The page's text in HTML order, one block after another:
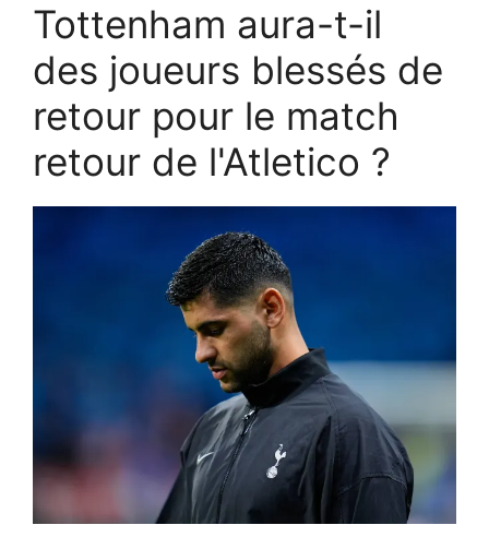
Tottenham aura-t-il
des joueurs blessés de
retour pour le match
retour de l'Atletico ?